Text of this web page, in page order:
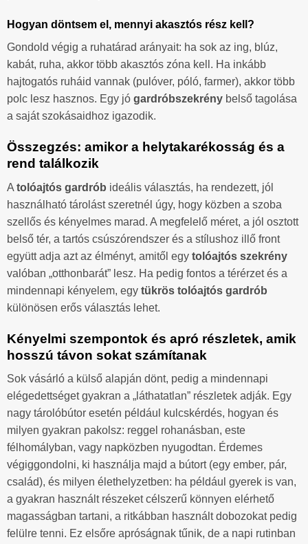
Hogyan döntsem el, mennyi akasztós rész kell?
Gondold végig a ruhatárad arányait: ha sok az ing, blúz,
kabát, ruha, akkor több akasztós zóna kell. Ha inkább
hajtogatós ruháid vannak (pulóver, póló, farmer), akkor több
polc lesz hasznos. Egy jó gardróbszekrény belső tagolása
a saját szokásaidhoz igazodik.
Összegzés: amikor a helytakarékosság és a
rend találkozik
A tolóajtós gardrób ideális választás, ha rendezett, jól
használható tárolást szeretnél úgy, hogy közben a szoba
szellős és kényelmes marad. A megfelelő méret, a jól osztott
belső tér, a tartós csúszórendszer és a stílushoz illő front
együtt adja azt az élményt, amitől egy tolóajtós szekrény
valóban „otthonbarát” lesz. Ha pedig fontos a térérzet és a
mindennapi kényelem, egy tükrös tolóajtós gardrób
különösen erős választás lehet.
Kényelmi szempontok és apró részletek, amik
hosszú távon sokat számítanak
Sok vásárló a külső alapján dönt, pedig a mindennapi
elégedettséget gyakran a „láthatatlan” részletek adják. Egy
nagy tárolóbútor esetén például kulcskérdés, hogyan és
milyen gyakran pakolsz: reggel rohanásban, este
félhomályban, vagy napközben nyugodtan. Érdemes
végiggondolni, ki használja majd a bútort (egy ember, pár,
család), és milyen élethelyzetben: ha például gyerek is van,
a gyakran használt részeket célszerű könnyen elérhető
magasságban tartani, a ritkábban használt dobozokat pedig
felülre tenni. Ez elsőre apróságnak tűnik, de a napi rutinban